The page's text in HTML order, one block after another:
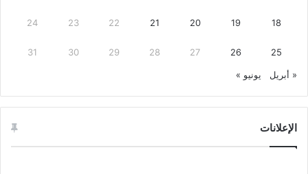
18
19
20
21
22
23
24
25
26
27
28
29
30
31
« أبريل يونيو »
الإعلانات